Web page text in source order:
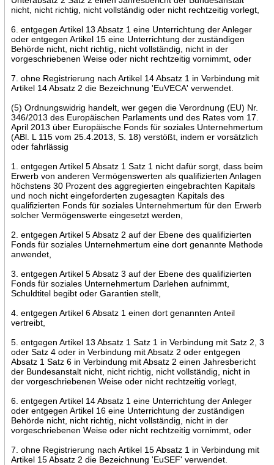
nicht, nicht richtig, nicht vollständig oder nicht rechtzeitig vorlegt,
6. entgegen Artikel 13 Absatz 1 eine Unterrichtung der Anleger
oder entgegen Artikel 15 eine Unterrichtung der zuständigen
Behörde nicht, nicht richtig, nicht vollständig, nicht in der
vorgeschriebenen Weise oder nicht rechtzeitig vornimmt, oder
7. ohne Registrierung nach Artikel 14 Absatz 1 in Verbindung mit
Artikel 14 Absatz 2 die Bezeichnung 'EuVECA' verwendet.
(5) Ordnungswidrig handelt, wer gegen die Verordnung (EU) Nr.
346/2013 des Europäischen Parlaments und des Rates vom 17.
April 2013 über Europäische Fonds für soziales Unternehmertum
(ABl. L 115 vom 25.4.2013, S. 18) verstößt, indem er vorsätzlich
oder fahrlässig
1. entgegen Artikel 5 Absatz 1 Satz 1 nicht dafür sorgt, dass beim
Erwerb von anderen Vermögenswerten als qualifizierten Anlagen
höchstens 30 Prozent des aggregierten eingebrachten Kapitals
und noch nicht eingeforderten zugesagten Kapitals des
qualifizierten Fonds für soziales Unternehmertum für den Erwerb
solcher Vermögenswerte eingesetzt werden,
2. entgegen Artikel 5 Absatz 2 auf der Ebene des qualifizierten
Fonds für soziales Unternehmertum eine dort genannte Methode
anwendet,
3. entgegen Artikel 5 Absatz 3 auf der Ebene des qualifizierten
Fonds für soziales Unternehmertum Darlehen aufnimmt,
Schuldtitel begibt oder Garantien stellt,
4. entgegen Artikel 6 Absatz 1 einen dort genannten Anteil
vertreibt,
5. entgegen Artikel 13 Absatz 1 Satz 1 in Verbindung mit Satz 2, 3
oder Satz 4 oder in Verbindung mit Absatz 2 oder entgegen
Absatz 1 Satz 6 in Verbindung mit Absatz 2 einen Jahresbericht
der Bundesanstalt nicht, nicht richtig, nicht vollständig, nicht in
der vorgeschriebenen Weise oder nicht rechtzeitig vorlegt,
6. entgegen Artikel 14 Absatz 1 eine Unterrichtung der Anleger
oder entgegen Artikel 16 eine Unterrichtung der zuständigen
Behörde nicht, nicht richtig, nicht vollständig, nicht in der
vorgeschriebenen Weise oder nicht rechtzeitig vornimmt, oder
7. ohne Registrierung nach Artikel 15 Absatz 1 in Verbindung mit
Artikel 15 Absatz 2 die Bezeichnung 'EuSEF' verwendet.